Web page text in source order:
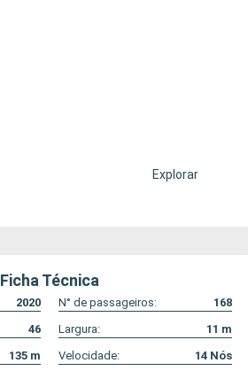
Explorar
Ficha Técnica
2020 N° de passageiros:
168
46 Largura: 11 m
135 m Velocidade: 14 Nós